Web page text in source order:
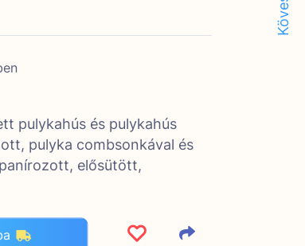
pulykahús és pulykahús
pulyka combsonkával és
elősütött,